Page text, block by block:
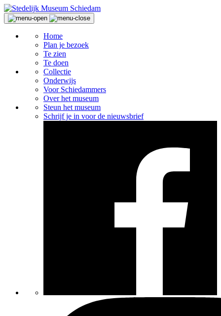
Home
Plan je bezoek
Te zien
Te doen
Collectie
Onderwijs
Voor Schiedammers
Over het museum
Steun het museum
Schrijf je in voor de nieuwsbrief